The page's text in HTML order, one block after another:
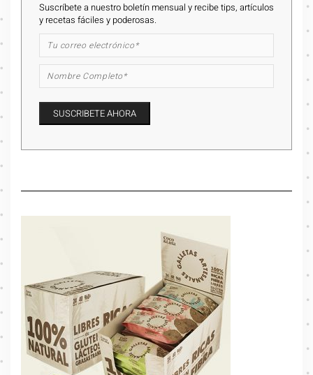
Suscríbete a nuestro boletín mensual y recibe tips, artículos
y recetas fáciles y poderosas.